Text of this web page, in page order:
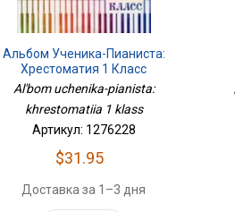
Альбом Ученика-Пианиста:
Хрестоматия 1 Класс
Al'bom uchenika-pianista:
khrestomatiia 1 klass
Артикул: 1276228
$31.95
Доставка за 1–3 дня